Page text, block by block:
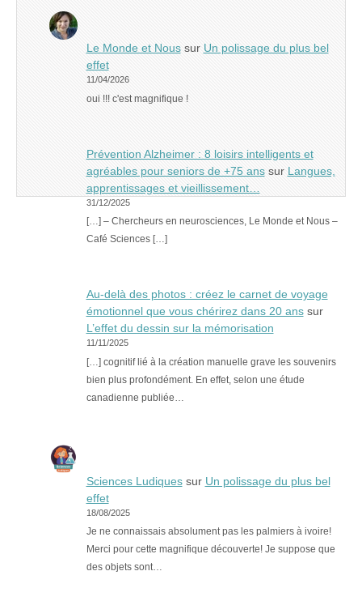
Le Monde et Noussur Un polissage du plus bel
effet
11/04/2026
oui !!! c'est magnifique !
Prévention Alzheimer : 8 loisirs intelligents et
agréables pour seniors de +75 anssur Langues,
apprentissages et vieillissement…
31/12/2025
[…] – Chercheurs en neurosciences, Le Monde et Nous –
Café Sciences […]
Au-delà des photos : créez le carnet de voyage
émotionnel que vous chérirez dans 20 anssur
L’effet du dessin sur la mémorisation
11/11/2025
[…] cognitif lié à la création manuelle grave les souvenirs
bien plus profondément. En effet, selon une étude
canadienne publiée…
Sciences Ludiquessur Un polissage du plus bel
effet
18/08/2025
Je ne connaissais absolument pas les palmiers à ivoire!
Merci pour cette magnifique découverte! Je suppose que
des objets sont…